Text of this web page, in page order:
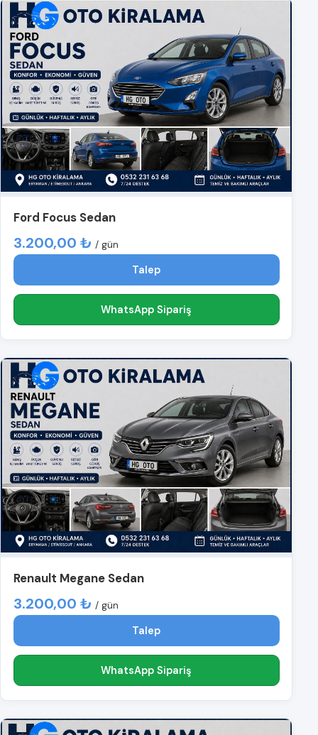
Ford Focus Sedan
3.200,00 ₺ / gün
Talep
WhatsApp Sipariş
Renault Megane Sedan
3.200,00 ₺ / gün
Talep
WhatsApp Sipariş